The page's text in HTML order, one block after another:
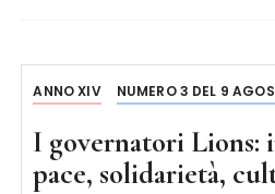
ANNO XIV NUMERO 3 DEL 9
I governatori Lions:
pace, solidarietà,